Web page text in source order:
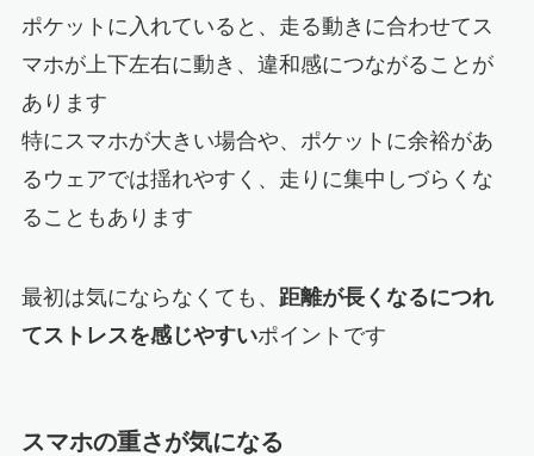
ポケットに入れていると、走る動きに合わせてス
マホが上下左右に動き、違和感につながることが
あります
特にスマホが大きい場合や、ポケットに余裕があ
るウェアでは揺れやすく、走りに集中しづらくな
ることもあります
最初は気にならなくても、 距離が長くなるにつれ
てストレスを感じやすいポイントです
スマホの重さが気になる